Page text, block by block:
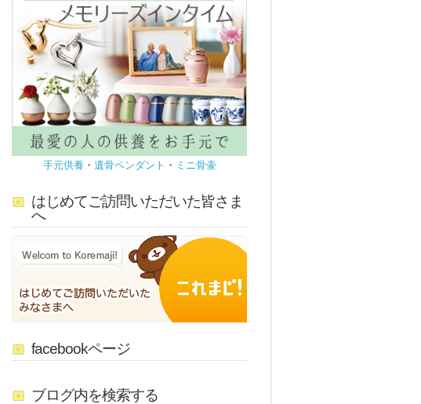
手元供養 ・ 遺骨ペンダント ・ ミニ骨壷
はじめてご訪問いただいた皆さま
へ
facebookページ
ブログ内を検索する